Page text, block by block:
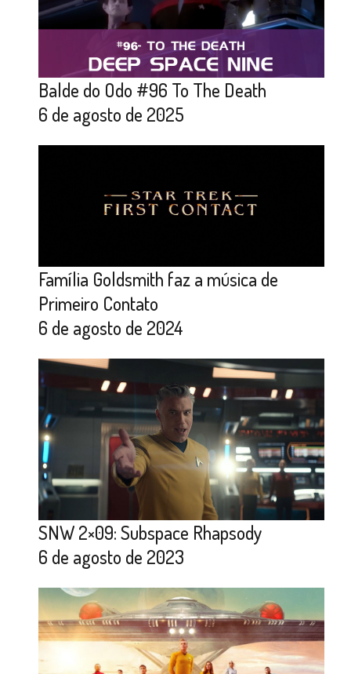
Balde do Odo #96 To The Death
6 de agosto de 2025
Família Goldsmith faz a música de
Primeiro Contato
6 de agosto de 2024
SNW 2×09: Subspace Rhapsody
6 de agosto de 2023